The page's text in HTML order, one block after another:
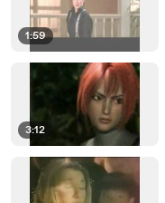
1:59
3:12